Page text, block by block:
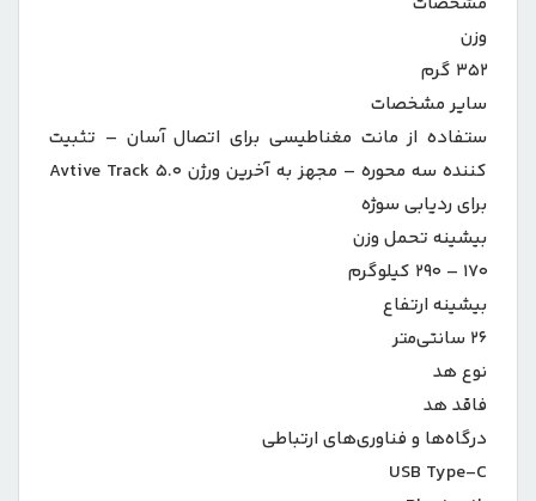
وزن
۳۵۲ گرم
سایر مشخصات
ستفاده از مانت مغناطیسی برای اتصال آسان – تثبیت
کننده سه محوره – مجهز به آخرین ورژن Avtive Track ۵.۰
برای ردیابی سوژه
بیشینه تحمل وزن
۱۷۰ – ۲۹۰ کیلوگرم
بیشینه ارتفاع
۲۶ سانتی‌متر
نوع هد
فاقد هد
درگاه‌ها و فناوری‌های ارتباطی
USB Type-C